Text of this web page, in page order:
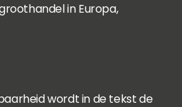
in Europa,
wordt in de tekst de